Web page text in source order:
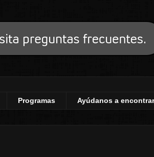
Programas Ayúdanos a